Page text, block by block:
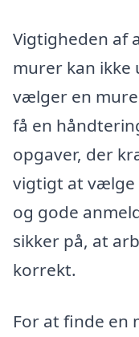
Vigtigheden af
murer kan ikke
vælger en
få en
opgaver, der
vigtigt at vælge
og gode
sikker på, at
korrekt.
For at finde en